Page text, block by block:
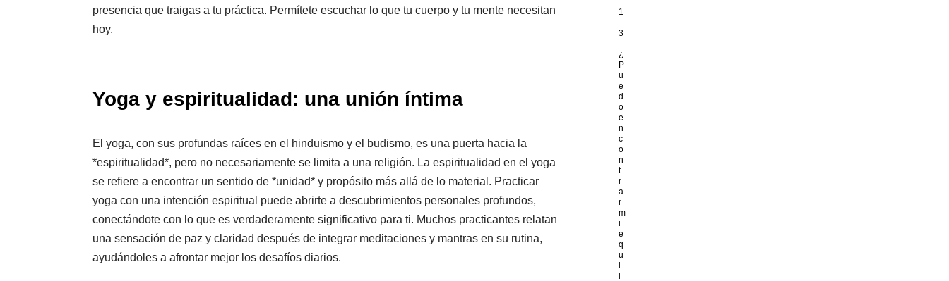
presencia que traigas a tu práctica. Permítete escuchar lo que tu cuerpo y tu mente necesitan
hoy.
Yoga y espiritualidad: una unión íntima
El yoga, con sus profundas raíces en el hinduismo y el budismo, es una puerta hacia la
*espiritualidad*, pero no necesariamente se limita a una religión. La espiritualidad en el yoga
se refiere a encontrar un sentido de *unidad* y propósito más allá de lo material. Practicar
yoga con una intención espiritual puede abrirte a descubrimientos personales profundos,
conectándote con lo que es verdaderamente significativo para ti. Muchos practicantes relatan
una sensación de paz y claridad después de integrar meditaciones y mantras en su rutina,
ayudándoles a afrontar mejor los desafíos diarios.
1
.
3
.
¿
P
u
e
d
o
e
n
c
o
n
t
r
a
r
m
i
e
q
u
i